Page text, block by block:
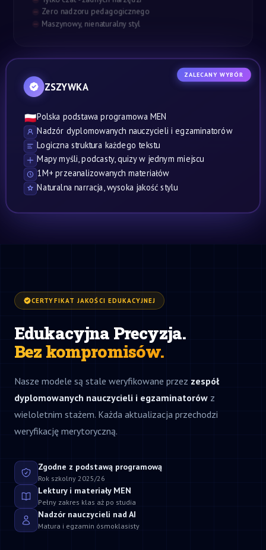
Zero nadzoru pedagogicznego
Maszynowy, nienaturalny styl
ZALECANY WYBÓR
ZSZYWKA
🇵🇱Polska podstawa programowa MEN
Nadzór dyplomowanych nauczycieli i egzaminatorów
Logiczna struktura każdego tekstu
Mapy myśli, podcasty, quizy w jednym miejscu
1M+ przeanalizowanych materiałów
Naturalna narracja, wysoka jakość stylu
CERTYFIKAT JAKOŚCI EDUKACYJNEJ
Edukacyjna Precyzja.
Bez kompromisów.
Nasze modele są stale weryfikowane przez zespół
dyplomowanych nauczycieli i egzaminatorów z
wieloletnim stażem. Każda aktualizacja przechodzi
weryfikację merytoryczną.
Zgodne z podstawą programową
Rok szkolny 2025/26
Lektury i materiały MEN
Pełny zakres klas aż po studia
Nadzór nauczycieli nad AI
Matura i egzamin ósmoklasisty